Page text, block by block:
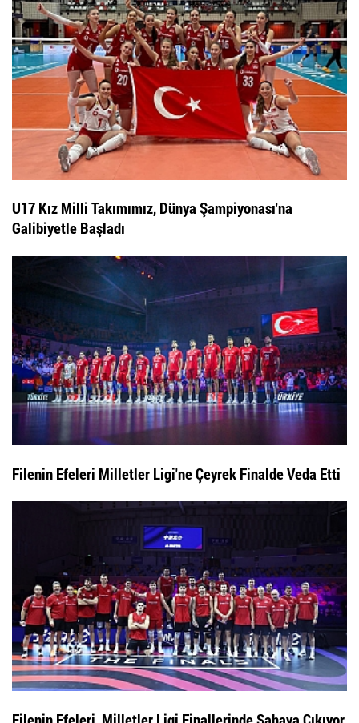
U17 Kız Milli Takımımız, Dünya Şampiyonası'na
Galibiyetle Başladı
Filenin Efeleri Milletler Ligi'ne Çeyrek Finalde Veda Etti